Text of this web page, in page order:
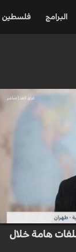
البرامج فلسطين
هامة خلال